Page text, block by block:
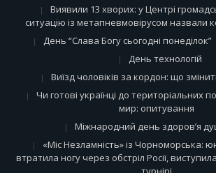
Виявили 13 хворих: у Центрі
ситуацію із метапневмовірусом назвали
День “Слава Богу сьогодні понеділок”
День технологій
Виїзд чоловіків за кордон: що
Чи готові українці до територіальних
мир: опитування
Міжнародний день здоров’я
«Міс Незламність» із Чорноморська:
втратила ногу через обстріл Росії,